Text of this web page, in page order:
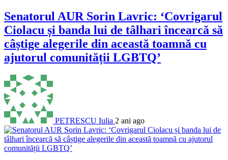
Senatorul AUR Sorin Lavric: ‘Covrigarul
Ciolacu și banda lui de tâlhari încearcă să
câștige alegerile din această toamnă cu
ajutorul comunității LGBTQ’
PETRESCU Iulia 2 ani ago